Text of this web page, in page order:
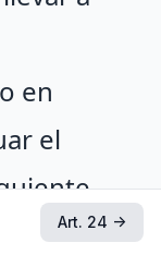
en
el
enArt. 24 →